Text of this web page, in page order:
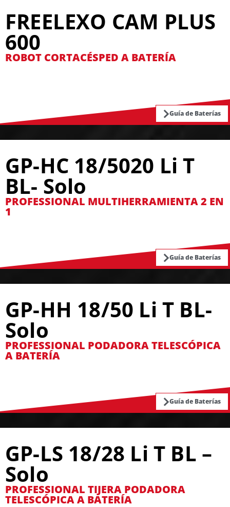
FREELEXO CAM PLUS
600
ROBOT CORTACÉSPED A BATERÍA
Guía de Baterías
GP-HC 18/5020 Li T
BL- Solo
PROFESSIONAL MULTIHERRAMIENTA 2 EN
1
Guía de Baterías
GP-HH 18/50 Li T BL-
Solo
PROFESSIONAL PODADORA TELESCÓPICA
A BATERÍA
Guía de Baterías
GP-LS 18/28 Li T BL –
Solo
PROFESSIONAL TIJERA PODADORA
TELESCÓPICA A BATERÍA